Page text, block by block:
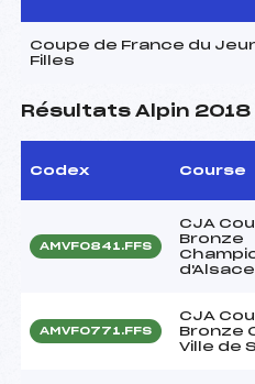
Coupe de France du
Filles
Résultats Alpin 2018
Codex Course
AMVF0841.FFS
CJA
Bronze
AMVF0771.FFS
CJA
Bronze
Ville de